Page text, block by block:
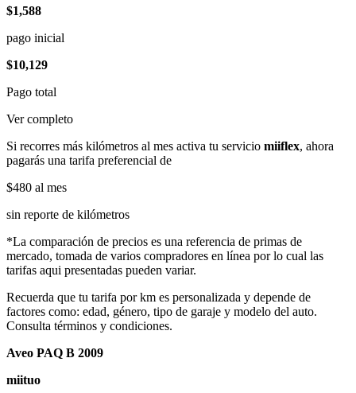
$1,588
pago inicial
$10,129
Pago total
Ver completo
Si recorres más kilómetros al mes activa tu servicio miiflex, ahora
pagarás una tarifa preferencial de
$480 al mes
sin reporte de kilómetros
*La comparación de precios es una referencia de primas de
mercado, tomada de varios compradores en línea por lo cual las
tarifas aqui presentadas pueden variar.
Recuerda que tu tarifa por km es personalizada y depende de
factores como: edad, género, tipo de garaje y modelo del auto.
Consulta términos y condiciones.
Aveo PAQ B 2009
miituo